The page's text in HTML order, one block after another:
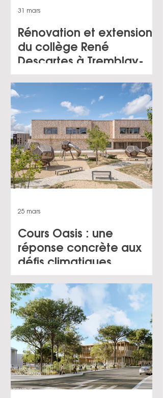
Rénovation et extension
du collège René
Descartes à Tremblay-
en-France (93) pour le
compte du CD93
31 mars
Cours Oasis : une
réponse concrète aux
défis climatiques
25 mars